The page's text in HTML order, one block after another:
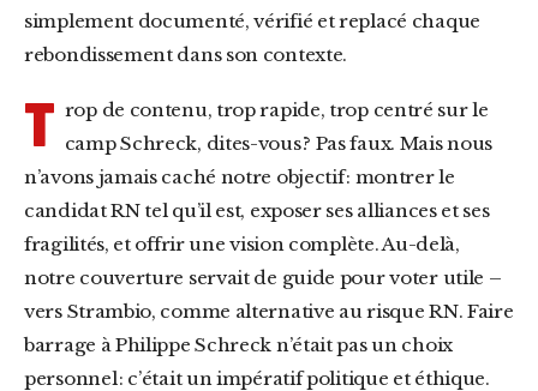
simplement documenté, vérifié et replacé chaque
rebondissement dans son contexte.
T rop de contenu, trop rapide, trop centré sur le
camp Schreck, dites-vous ? Pas faux. Mais nous
n’avons jamais caché notre objectif : montrer le
candidat RN tel qu’il est, exposer ses alliances et ses
fragilités, et offrir une vision complète. Au-delà,
notre couverture servait de guide pour voter utile –
vers Strambio, comme alternative au risque RN. Faire
barrage à Philippe Schreck n’était pas un choix
personnel : c’était un impératif politique et éthique.